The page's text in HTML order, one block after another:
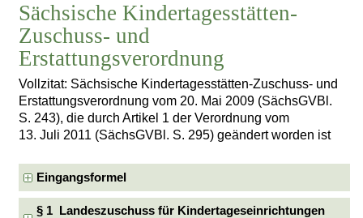
Sächsische Kindertagesstätten-
Zuschuss- und
Erstattungsverordnung
Vollzitat: Sächsische Kindertagesstätten-Zuschuss- und
Erstattungsverordnung vom 20. Mai 2009 (SächsGVBl.
S. 243), die durch Artikel 1 der Verordnung vom
13. Juli 2011 (SächsGVBl. S. 295) geändert worden ist
Eingangsformel
§ 1 Landeszuschuss für Kindertageseinrichtungen